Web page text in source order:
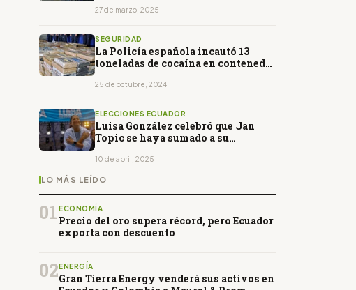
27 de marzo, 2025
SEGURIDAD
La Policía española incautó 13
toneladas de cocaína en contenedor
25 de octubre, 2024
ELECCIONES ECUADOR
Luisa González celebró que Jan
Topic se haya sumado a su
10 de abril, 2025
LO MÁS LEÍDO
01 ECONOMÍA
Precio del oro supera récord, pero Ecuador
exporta con descuento
02 ENERGÍA
Gran Tierra Energy venderá sus activos en